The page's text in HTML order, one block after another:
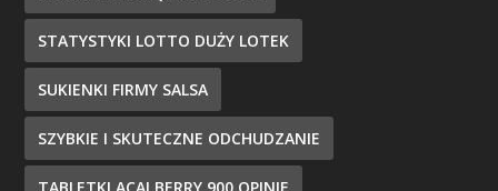
STATYSTYKI LOTTO DUŻY LOTEK
SUKIENKI FIRMY SALSA
SZYBKIE I SKUTECZNE ODCHUDZANIE